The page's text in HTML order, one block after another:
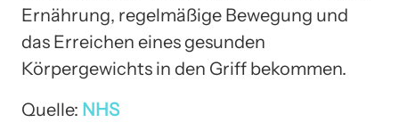
Ernährung, regelmäßige Bewegung und
das Erreichen eines gesunden
Körpergewichts in den Griff bekommen.
Quelle: NHS